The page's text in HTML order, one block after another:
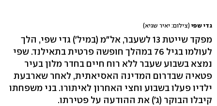
גדי שפי (צילום: יאיר שגיא)
מפקד שייטת 13 לשעבר, אל"מ (במיל') גדי שפי, הלך
לעולמו בגיל 76 במהלך חופשה פרטית בתאילנד. שפי
נמצא בשבוע שעבר ללא רוח חיים בחדר מלון בעיר
פטאיה שבדרום המדינה האסיאתית, לאחר שארבעת
ילדיו פעלו בשבוע וחצי האחרון לאיתורו. בני משפחתו
קיבלו הבוקר (ג') את ההודעה על פטירתו.